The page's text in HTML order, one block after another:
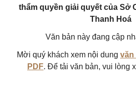
thẩm quyền giải quyết của Sở
Thanh Hoá
Văn bản này đang cập
Mời quý khách xem nội dung văn
PDF. Để tải văn bản, vui lòng